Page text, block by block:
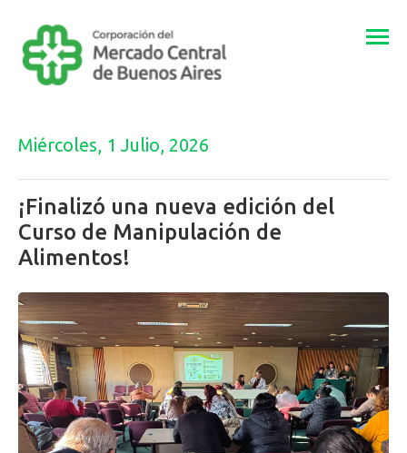
Miércoles, 1 Julio, 2026
¡Finalizó una nueva edición del
Curso de Manipulación de
Alimentos!